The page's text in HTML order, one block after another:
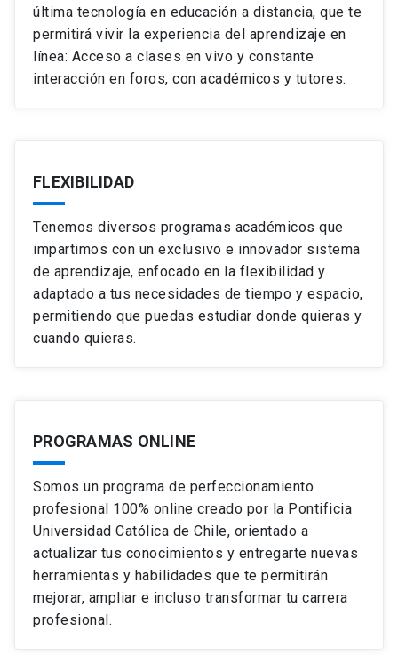
última tecnología en educación a distancia, que te
permitirá vivir la experiencia del aprendizaje en
línea: Acceso a clases en vivo y constante
interacción en foros, con académicos y tutores.
FLEXIBILIDAD
Tenemos diversos programas académicos que
impartimos con un exclusivo e innovador sistema
de aprendizaje, enfocado en la flexibilidad y
adaptado a tus necesidades de tiempo y espacio,
permitiendo que puedas estudiar donde quieras y
cuando quieras.
PROGRAMAS ONLINE
Somos un programa de perfeccionamiento
profesional 100% online creado por la Pontificia
Universidad Católica de Chile, orientado a
actualizar tus conocimientos y entregarte nuevas
herramientas y habilidades que te permitirán
mejorar, ampliar e incluso transformar tu carrera
profesional.